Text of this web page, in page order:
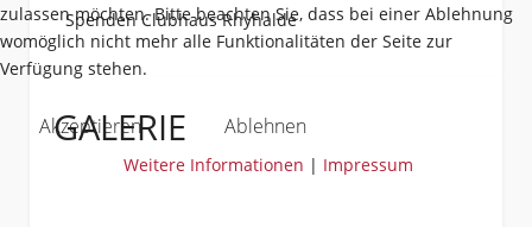
Spenden Clubhaus Rhyhalde
GALERIE
zulassen möchten. Bitte beachten Sie, dass bei einer Ablehnung
womöglich nicht mehr alle Funktionalitäten der Seite zur
Verfügung stehen.
Akzeptieren Ablehnen
Weitere Informationen | Impressum